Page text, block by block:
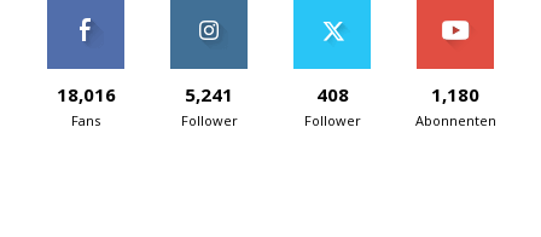
18,016
Fans
5,241
Follower
408
Follower
1,180
Abonnenten